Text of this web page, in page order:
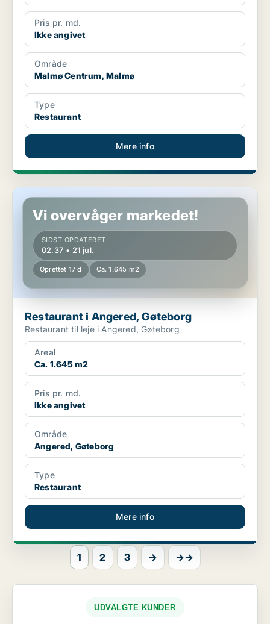
Pris pr. md.
Ikke angivet
Område
Malmø Centrum, Malmø
Type
Restaurant
Mere info
Restaurant i Angered, Gøteborg
Vi overvåger markedet!
SIDST OPDATERET
02.37 • 21 jul.
Oprettet 17 d Ca. 1.645 m2
Restaurant i Angered, Gøteborg
Restaurant til leje i Angered, Gøteborg
Areal
Ca. 1.645 m2
Pris pr. md.
Ikke angivet
Område
Angered, Gøteborg
Type
Restaurant
Mere info
1 2 3 → →→
UDVALGTE KUNDER